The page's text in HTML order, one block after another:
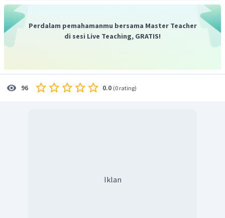
keseluruhan
yaitu darah mengalir dari ventrikel kanan →
arteri pulmonalis → paru - paru → vena pulmonalis → atrium
kiri → ventrikel kiri → aorta → seluruh tubuh → vena kava →
atrium kanan dan kembali ke ventrikel kanan untuk
Perdalam pemahamanmu bersama Master Teacher
di sesi Live Teaching, GRATIS!
96 0.0 (0 rating)
Iklan